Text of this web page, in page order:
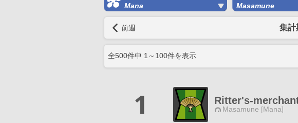
Mana Masamune
前週 集計
全500件中 1 ～ 100件を表示
1 Ritter's-
Masamune [Mana]